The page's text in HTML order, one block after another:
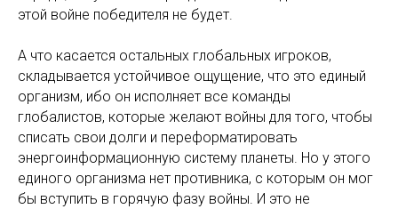
этой войне победителя не будет.
А что касается остальных глобальных игроков,
складывается устойчивое ощущение, что это единый
организм, ибо он исполняет все команды
глобалистов, которые желают войны для того, чтобы
списать свои долги и переформатировать
энергоинформационную систему планеты. Но у этого
единого организма нет противника, с которым он мог
бы вступить в горячую фазу войны. И это не